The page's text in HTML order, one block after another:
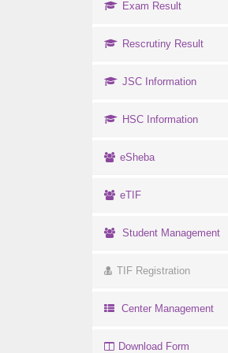
Exam Result
Rescrutiny Result
JSC Information
HSC Information
eSheba
eTIF
Student Management
TIF Registration
Center Management
Download Form